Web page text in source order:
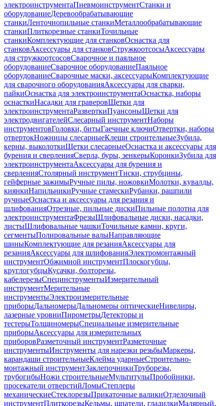
электроинструментаПневмоинструментСтанки и
оборудованиеДеревообрабатывающие
станкиЛенточнопильные станкиМеталлообрабатывающие
станкиПлиткорезные станкиТочильные
станкиКомплектующие для станковОснастка для
станковАксессуары для станковСтружкоотсосыАксессуары
для стружкоотсосовСварочное и паяльное
оборудованиеСварочное оборудованиеПаяльное
оборудованиеСварочные маски, аксессуарыКомплектующие
для сварочного оборудованияАксессуары для сварки,
пайкиОснастка для электроинструментаОснастка, наборы
оснасткиНасадки для граверовЩетки для
электроинструментаРазверткиПуансоныЩетки для
электродвигателейСлесарный инструментНаборы
инструментовГоловки, битыГаечные ключиОтвертки, наборы
отвертокНожницы слесарныеКлещи строительныеЗубила,
керны, выколоткиЩетки слесарныеОснастка и аксессуары для
бурения и сверленияСверла, буры, зенкерыКоронкиЗубила для
электроинструментаАксессуары для бурения и
сверленияСтолярный инструментТиски, струбцины,
гейферные зажимыРучные пилы, ножовкиМолотки, кувалды,
киянкиНапильникиРучные стамескиРубанки, рашпили
ручныеОснастка и аксессуары для резания и
шлифованияОтрезные, пильные дискиПильные полотна для
электроинструментаФрезыШлифовальные диски, насадки,
листыШлифовальные чашкиТочильные камни, круги,
сегментыПолировальные валыНаправляющие
шиныКомплектующие для резанияАксессуары для
резанияАксессуары для шлифованияЭлектромонтажный
инструментОбжимной инструментПлоскогубцы,
круглогубцыКусачки, болторезы,
кабелерезыСпецинструментыИзмерительный
инструментМерительные
инструментыЭлектроизмерительные
приборыДальномерыДальномеры оптическиеНивелиры,
лазерные уровниПирометрыДетекторы и
тестерыТолщиномерыСпециальные измерительные
приборыАксессуары для измерительных
приборовРазметочный инструментРазметочные
инструментыИнструменты для нарезки резьбыМаркеры,
карандаши строительныеКлейма ударныеСтроительно-
монтажный инструментЗаклепочникиТруборезы,
трубогибыНожи строительныеМультитулыПробойники,
просекатели отверстийЛомыСтеплеры
механическиеСтеклорезыПрикаточные валикиОтделочный
инструментПлиткорезыКельмы, шпатели, гладилкиМалярный,